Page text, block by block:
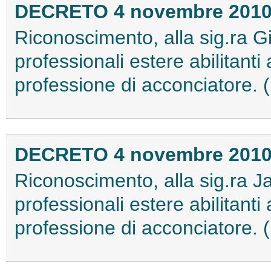
DECRETO 4 novembre
Riconoscimento, alla sig.ra
professionali estere abilitanti
professione di acconciatore.
DECRETO 4 novembre
Riconoscimento, alla sig.ra
professionali estere abilitanti
professione di acconciatore.